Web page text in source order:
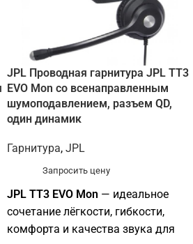
JPL Проводная гарнитура JPL TT3
EVO Mon со всенаправленным
шумоподавлением, разъем QD,
один динамик
Гарнитура, JPL
Запросить цену
JPL TT3 EVO Mon — идеальное
сочетание лёгкости, гибкости,
комфорта и качества звука для